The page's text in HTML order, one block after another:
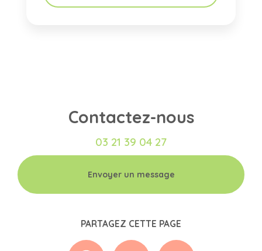
Contactez-nous
03 21 39 04 27
Envoyer un message
PARTAGEZ CETTE PAGE
Facebook